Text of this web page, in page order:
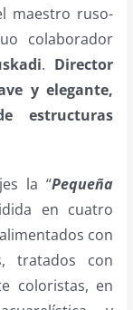
maestro ruso-
colaborador
. Director
y elegante,
estructuras
la “Pequeña
en cuatro
con
tratados con
coloristas, en